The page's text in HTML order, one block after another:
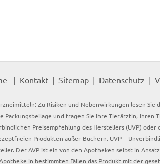
Kontakt Sitemap Datenschutz
Zu Risiken und Nebenwirkungen lesen
Packungsbeilage und fragen Sie Ihre Tierärztin,
Preisempfehlung des Herstellers (UVP)
Produkten außer Büchern. UVP =
Der AVP ist ein von den Apotheken selbst in
in bestimmten Fällen das Produkt mit der